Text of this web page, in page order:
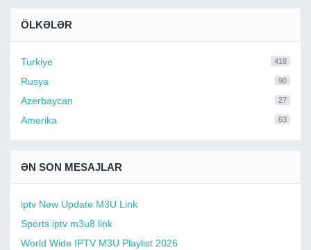
ÖLKƏLƏR
Turkiye 418
Rusya 90
Azerbaycan 27
Amerika 63
ƏN SON MESAJLAR
iptv New Update M3U Link
Sports iptv m3u8 link
World Wide IPTV M3U Playlist 2026